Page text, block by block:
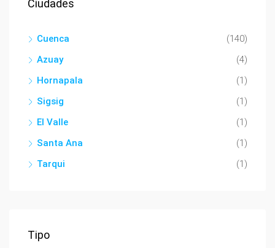
Ciudades
Cuenca
(140)
Azuay
(4)
Hornapala
(1)
Sigsig
(1)
El Valle
(1)
Santa Ana
(1)
Tarqui
(1)
Tipo